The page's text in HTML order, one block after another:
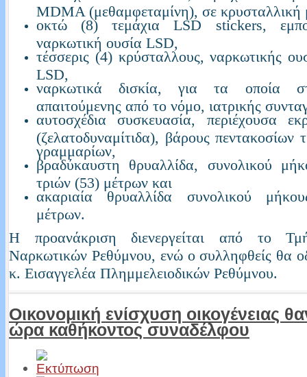
MDMA (μεθαμφεταμίνη), σε κρυσταλλική
οκτώ (8) τεμάχια LSD stickers,
ναρκωτική ουσία LSD,
τέσσερις (4) κρύσταλλους, ναρκωτικής
LSD,
ναρκωτικά δισκία, για τα οποία
απαιτούμενης από το νόμο, ιατρικής
αυτοσχέδια συσκευασία, περιέχουσα
(ζελατοδυναμίτιδα), βάρους πεντακοσίων
γραμμαρίων,
βραδύκαυστη θρυαλλίδα, συνολικού
τριών (53) μέτρων και
ακαριαία θρυαλλίδα συνολικού
μέτρων.
Η προανάκριση διενεργείται από το
Ναρκωτικών Ρεθύμνου, ενώ ο συλληφθείς θα
κ. Εισαγγελέα Πλημμελειοδικών Ρεθύμνου.
Oικονομική ενίσχυση οικογένειας
ώρα καθήκοντος συναδέλφου